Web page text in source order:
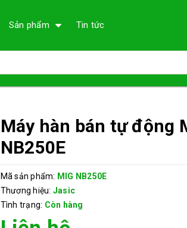
Sản phẩm Tin tức
Máy hàn bán tự động
NB250E
Mã sản phẩm: MIG NB250E
Thương hiệu: Jasic
Tình trạng: Còn hàng